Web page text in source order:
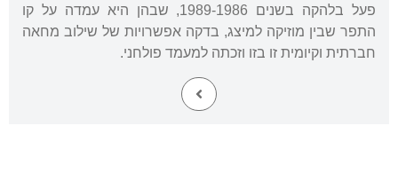
פעל בלהקה בשנים 1989-1986, שבהן היא עמדה על קו
התפר שבין מוזיקה למיצג, בדקה אפשרויות של שילוב מחאה
חברתית וקיומית זו בזו וזכתה למעמד פולחני.